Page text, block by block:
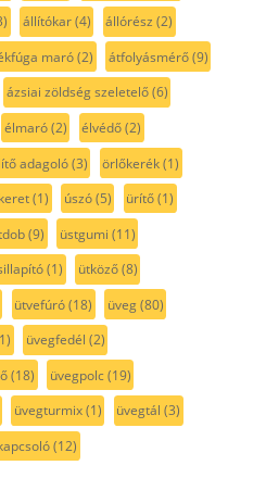
állítókar(4) állórész (2)
maró(2) átfolyásmérő(9)
ázsiai zöldség szeletelő(6)
élmaró(2) élvédő(2)
adagoló(3) örlőkerék(1)
(1) úszó(5) ürítő(1)
(9) üstgumi (11)
(1) ütköző(8)
ütvefúró(18) üveg(80)
üvegfedél (2)
(18) üvegpolc(19)
üvegturmix(1) üvegtál (3)
(12)